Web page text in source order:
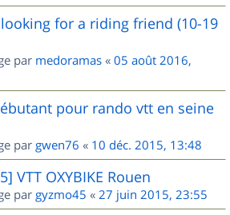
for a riding friend (10-19
par medoramas « 05 août 2016,
pour rando vtt en seine
par gwen76 « 10 déc. 2015, 13:48
VTT OXYBIKE Rouen
par gyzmo45 « 27 juin 2015, 23:55